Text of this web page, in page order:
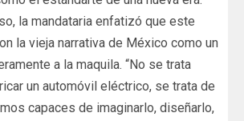
la mandataria enfatizó que este
la vieja narrativa de México como un
a la maquila. “No se trata
un automóvil eléctrico, se trata de
capaces de imaginarlo, diseñarlo,